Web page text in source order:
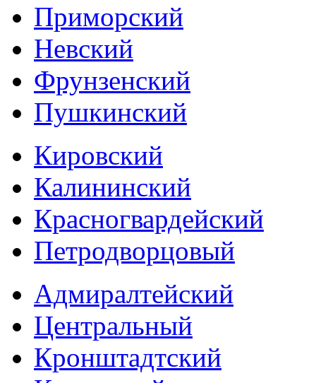
Приморский
Невский
Фрунзенский
Пушкинский
Кировский
Калининский
Красногвардейский
Петродворцовый
Адмиралтейский
Центральный
Кронштадтский